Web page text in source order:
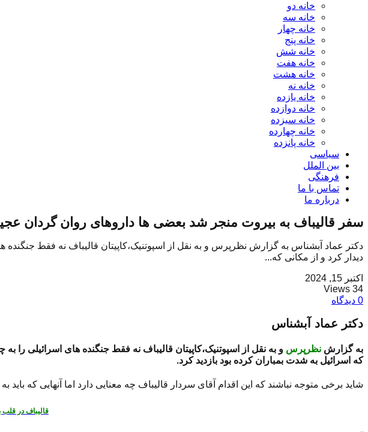
خانه دو
خانه سه
خانه چهار
خانه پنج
خانه شش
خانه هفت
خانه هشت
خانه نه
خانه یازده
خانه دوازده
خانه سیزده
خانه چهارده
خانه پانزده
سیاسی
بین الملل
فرهنگی
تماس با ما
درباره ما
سفر قالیباف به بیروت منجر شد بعضی ها داروهای روان گردان
دکتر عماد آبشناس به گزارش نظرپرس و به نقل از اسپوتنیک،کاپیتان قالیباف نه فقط
دیدار کرد و از مکانی که...
اکتبر 15, 2024
34 Views
0 دیدگاه
دکتر عماد آبشناس
به گزارش نظرپرس و به نقل از اسپوتنیک،کاپیتان قالیباف نه فقط جنگنده های اسرائیلی
که اسرائیل به شدت بمباران کرده بود بازدید کرد.
شاید برخی متوجه نباشند که این اقدام آقای سردار قالیباف چه معنایی دارد اما آنهایی که باید
قالیباف در قلب